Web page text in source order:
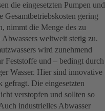
die eingesetzten Pumpen und
gering
nimmt die Menge des zu
Abwassers weltweit stetig zu.
wird zunehmend
Feststoffe und – bedingt durch
Wasser. Hier sind innovative
gefragt. Die eingesetzten
verstopfen und sollten so
industrielles Abwasser